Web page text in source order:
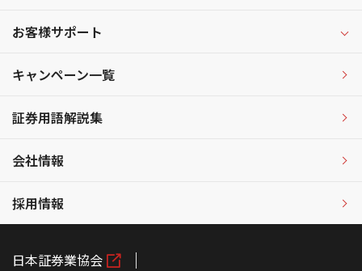
お客様サポート
キャンペーン一覧
証券用語解説集
会社情報
採用情報
日本証券業協会